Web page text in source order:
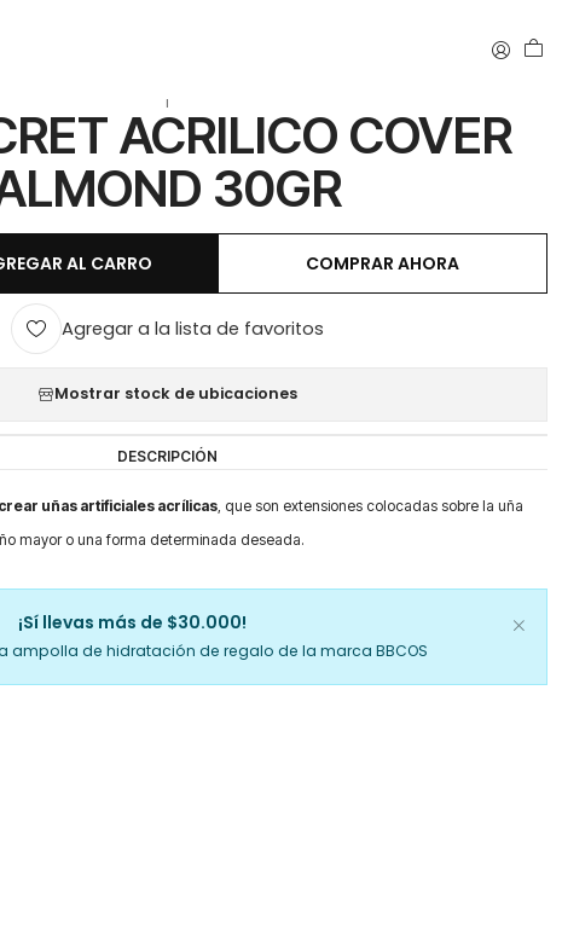
|
ACRILICO COVER
30GR
AL CARRO COMPRAR AHORA
Agregar a la lista de favoritos
Mostrar stock de ubicaciones
DESCRIPCIÓN
uñas artificiales acrílicas, que son extensiones colocadas sobre la uña
mayor o una forma determinada deseada.
¡Sí llevas más de $30.000!
ampolla de hidratación de regalo de la marca BBCOS